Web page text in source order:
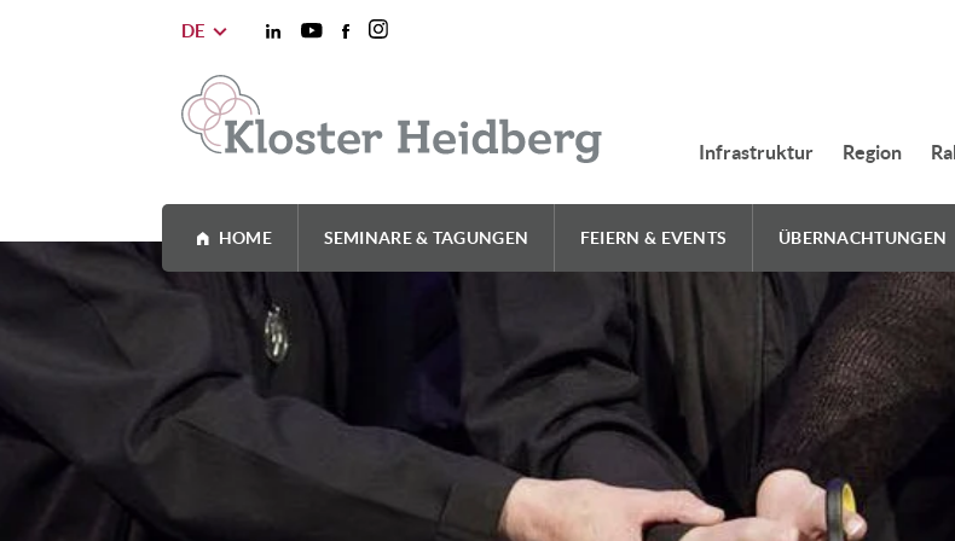
DE
Infrastruktur Region
HOME SEMINARE & TAGUNGEN FEIERN & EVENTS ÜBERNACHTUNGEN